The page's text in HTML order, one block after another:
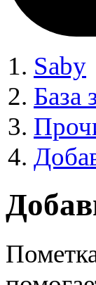
Saby
База